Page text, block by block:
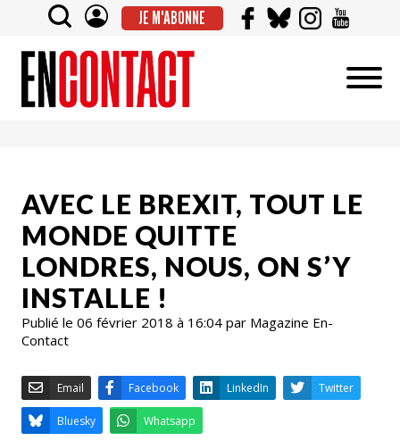
JE M'ABONNE
AVEC LE BREXIT, TOUT LE
MONDE QUITTE
LONDRES, NOUS, ON S’Y
INSTALLE !
Publié le 06 février 2018 à 16:04 par Magazine En-
Contact